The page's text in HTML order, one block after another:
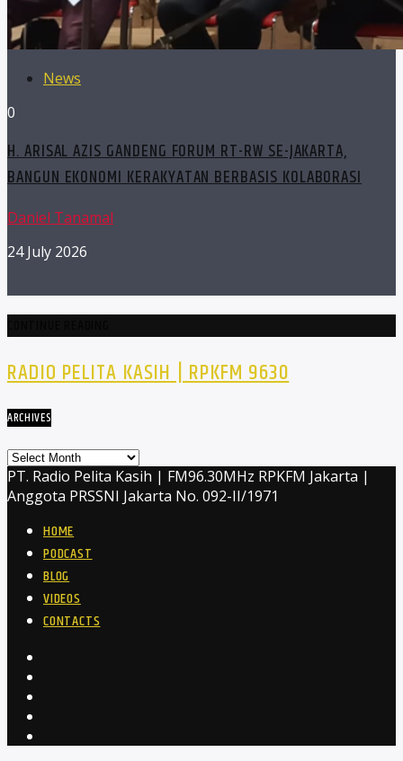
News
0
H. ARISAL AZIS GANDENG FORUM RT-RW SE-JAKARTA,
BANGUN EKONOMI KERAKYATAN BERBASIS KOLABORASI
Daniel Tanamal
24 July 2026
RADIO PELITA KASIH | RPKFM 9630
ARCHIVES
Archives
PT. Radio Pelita Kasih | FM96.30MHz RPKFM Jakarta |
Anggota PRSSNI Jakarta No. 092-II/1971
HOME
PODCAST
BLOG
VIDEOS
CONTACTS